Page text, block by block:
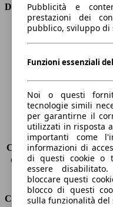
Dimensioni
Lunghezza
Altezza
Larghezza
Peso massimo
Carico massimo
Porte
Sedili
Carico sul tetto
Capacità di traino (senza
Capacità di traino (con
Volume del bagagliaio
Consumi
Pubblicità e
prestazioni dei
pubblico, sviluppo di
Funzioni essenziali
Noi o questi
tecnologie simili
per garantirne il
utilizzati in risposta
importanti come
informazioni di
di questi cookie o
essere
bloccare questi
blocco di questi
sulla funzionalità del